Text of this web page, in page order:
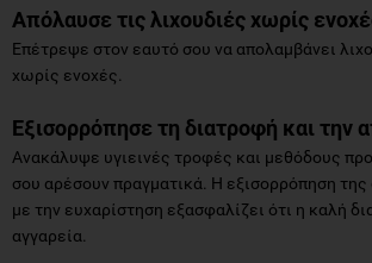
Απόλαυσε τις λιχουδιές χωρίς
Επέτρεψε στον εαυτό σου να απολαμβάνει
χωρίς ενοχές.
Εξισορρόπησε τη διατροφή και την
Ανακάλυψε υγιεινές τροφές και μεθόδους
σου αρέσουν πραγματικά. Η εξισορρόπηση της
με την ευχαρίστηση εξασφαλίζει ότι η καλή
αγγαρεία.